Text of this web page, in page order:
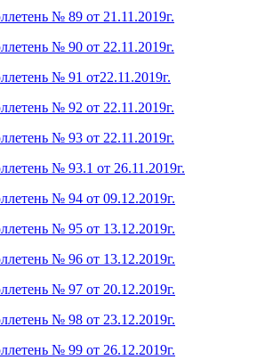
№ 89 от 21.11.2019г.
№ 90 от 22.11.2019г.
№ 91 от22.11.2019г.
№ 92 от 22.11.2019г.
№ 93 от 22.11.2019г.
№ 93.1 от 26.11.2019г.
№ 94 от 09.12.2019г.
№ 95 от 13.12.2019г.
№ 96 от 13.12.2019г.
№ 97 от 20.12.2019г.
№ 98 от 23.12.2019г.
№ 99 от 26.12.2019г.